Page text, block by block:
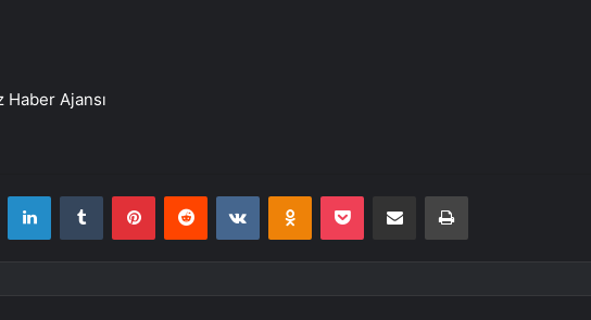
Haber Ajansı
LinkedInTumblr PinterestReddit VKontakteOdnoklassniki
Pocket E-Posta ile paylaş Yazdır